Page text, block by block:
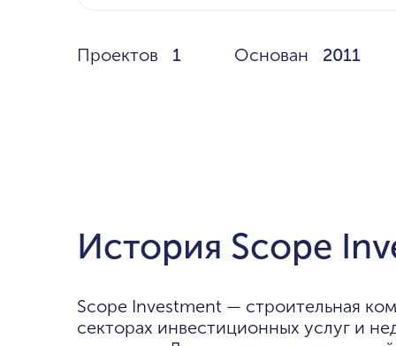
Проектов 1 Основан 2011
История Scope
Scope Investment — строительная
секторах инвестиционных услуг и